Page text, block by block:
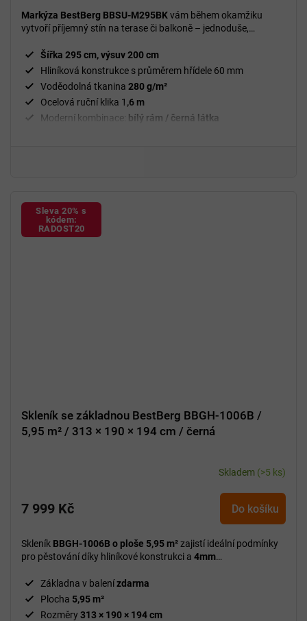
5,0
z
hvězdiček.
Markýza BestBerg BBSU-M295BKvám během okamžiku
vytvoří příjemný stín na terase či balkoně – jednoduše,
Šířka 295 cm, výsuv 200 cm
Hliníková konstrukce s průměrem hřídele 60 mm
Voděodolná tkanina 280 g/m²
Ocelová ruční klika 1 ,6 m
Moderní kombinace: bílý rám / černá látka
Sleva 20% s
kódem:
RADOST20
Skleník se základnou BestBerg BBGH-1006B /
5,95 m² / 313 × 190 × 194 cm / černá
Skladem (>5 ks)
7 999 Kč Do košíku
Skleník BBGH-1006B o ploše 5,95 m²zajistí ideální podmínky
pro pěstování díky hliníkové konstrukci a 4mm
Základna v balenízdarma
Plocha 5,95 m²
Rozměry313 × 190 × 194 cm